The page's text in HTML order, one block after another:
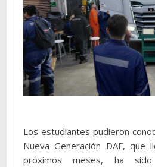
Los estudiantes pudieron
Nueva Generación DAF, que
próximos meses, ha sido